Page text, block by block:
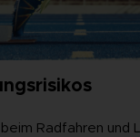
Radfahren